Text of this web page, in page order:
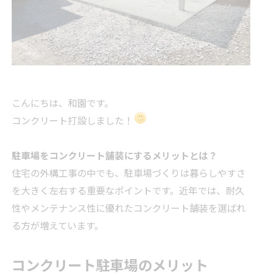
こんにちは、和園です。
コンクリート打設しました！
駐車場をコンクリート舗装にするメリットとは？
住宅の外構工事の中でも、駐車場づくりは暮らしやすさ
を大きく左右する重要なポイントです。近年では、耐久
性やメンテナンス性に優れたコンクリート舗装を選ばれ
る方が増えています。
コンクリート駐車場のメリット